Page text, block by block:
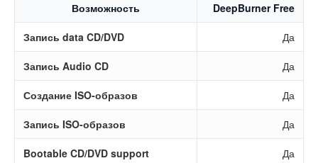
Возможность DeepBurner Free
Запись data CD/DVD Да
Запись Audio CD Да
Создание ISO-образов Да
Запись ISO-образов Да
Bootable CD/DVD support Да